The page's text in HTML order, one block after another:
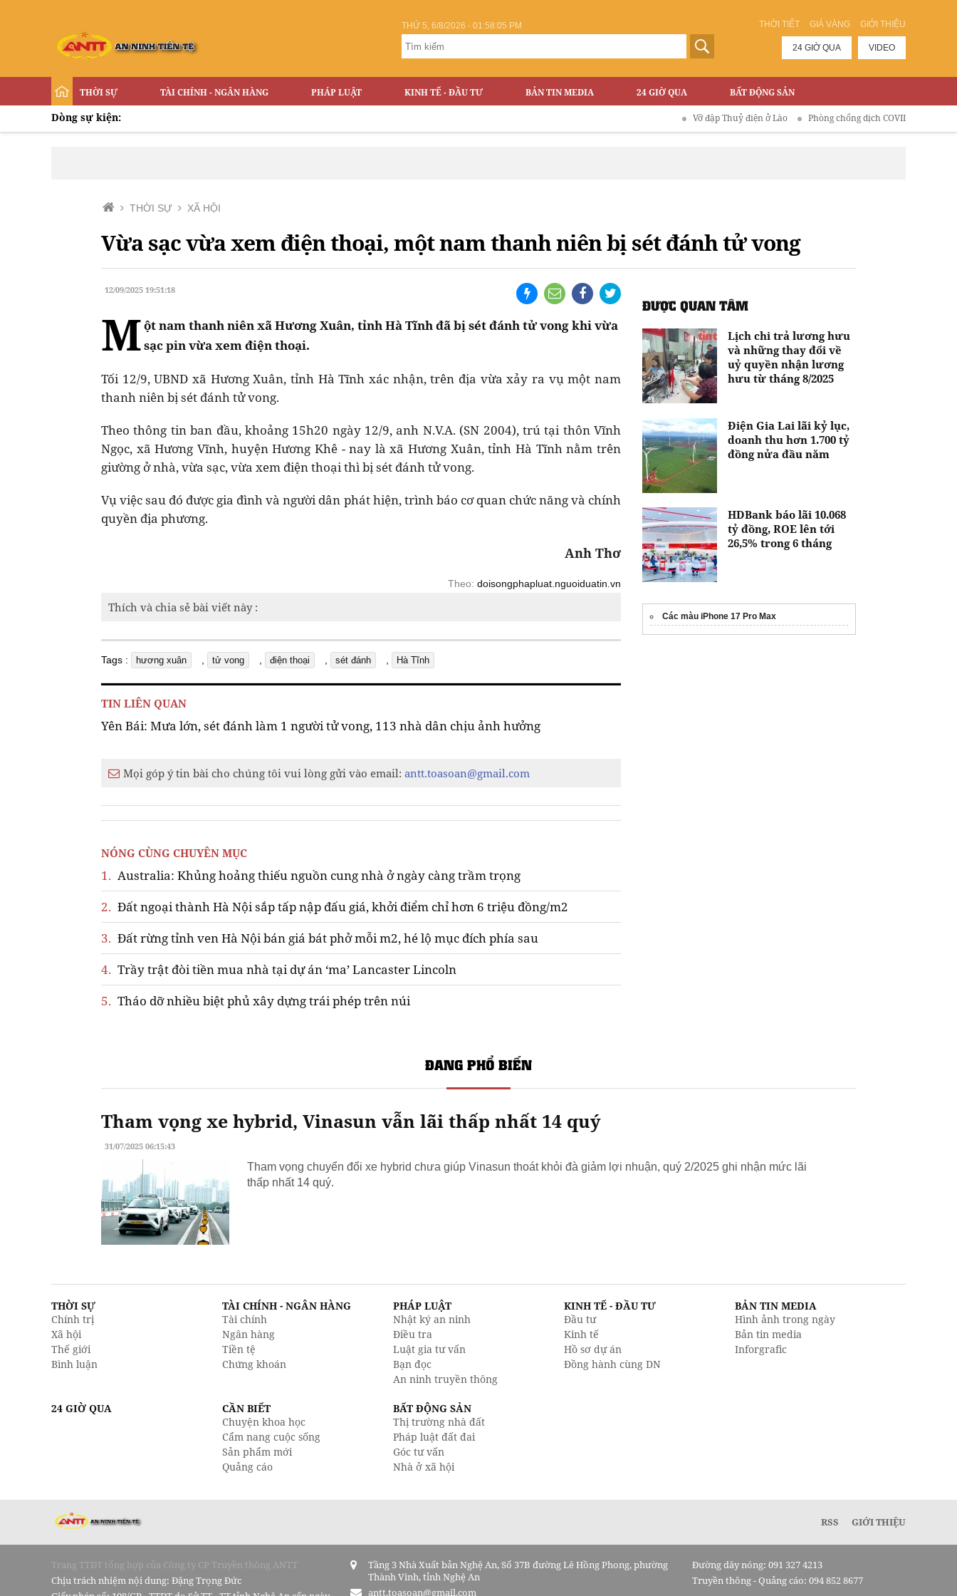
THỜI TIẾT GIÁ VÀNG GIỚI THIỆU
THỨ 5, 6/8/2026 - 01:58:06 PM
24 GIỜ QUA VIDEO
THỜI SỰ TÀI CHÍNH - NGÂN HÀNG PHÁP LUẬT KINH TẾ - ĐẦU TƯ BẢN TIN MEDIA 24 GIỜ QUA BẤT ĐỘNG SẢN
Dòng sự kiện: Vỡ đập Thuỷ điện ở Lào Phòng chống dịch COVID-19
THỜI SỰ XÃ HỘI
Vừa sạc vừa xem điện thoại, một nam thanh niên bị sét đánh tử vong
12/09/2025 19:51:18
Một nam thanh niên xã Hương Xuân, tỉnh Hà Tĩnh đã bị sét đánh tử vong khi vừa
sạc pin vừa xem điện thoại.
Tối 12/9, UBND xã Hương Xuân, tỉnh Hà Tĩnh xác nhận, trên địa vừa xảy ra vụ một nam
thanh niên bị sét đánh tử vong.
Theo thông tin ban đầu, khoảng 15h20 ngày 12/9, anh N.V.A. (SN 2004), trú tại thôn Vĩnh
Ngọc, xã Hương Vĩnh, huyện Hương Khê - nay là xã Hương Xuân, tỉnh Hà Tĩnh nằm trên
giường ở nhà, vừa sạc, vừa xem điện thoại thì bị sét đánh tử vong.
Vụ việc sau đó được gia đình và người dân phát hiện, trình báo cơ quan chức năng và chính
quyền địa phương.
Anh Thơ
Theo: doisongphapluat.nguoiduatin.vn
Thích và chia sẻ bài viết này :
Tags : hương xuân tử vong điện thoại sét đánh Hà Tĩnh
TIN LIÊN QUAN
Yên Bái: Mưa lớn, sét đánh làm 1 người tử vong, 113 nhà dân chịu ảnh hưởng
Mọi góp ý tin bài cho chúng tôi vui lòng gửi vào email: antt.toasoan@gmail.com
NÓNG CÙNG CHUYÊN MỤC
1. Australia: Khủng hoảng thiếu nguồn cung nhà ở ngày càng trầm trọng
2. Đất ngoại thành Hà Nội sắp tấp nập đấu giá, khởi điểm chỉ hơn 6 triệu đồng/m2
3. Đất rừng tỉnh ven Hà Nội bán giá bát phở mỗi m2, hé lộ mục đích phía sau
4. Trầy trật đòi tiền mua nhà tại dự án ‘ma’ Lancaster Lincoln
5. Tháo dỡ nhiều biệt phủ xây dựng trái phép trên núi
ĐƯỢC QUAN TÂM
Lịch chi trả lương hưu
và những thay đổi về
uỷ quyền nhận lương
hưu từ tháng 8/2025
Điện Gia Lai lãi kỷ lục,
doanh thu hơn 1.700 tỷ
đồng nửa đầu năm
HDBank báo lãi 10.068
tỷ đồng, ROE lên tới
26,5% trong 6 tháng
Các màu iPhone 17 Pro Max
ĐANG PHỔ BIẾN
Tham vọng xe hybrid, Vinasun vẫn lãi thấp nhất 14 quý
31/07/2025 06:15:43
Tham vọng chuyển đổi xe hybrid chưa giúp Vinasun thoát khỏi đà giảm lợi nhuận, quý 2/2025 ghi nhận mức lãi
thấp nhất 14 quý.
THỜI SỰ
Chính trị
Xã hội
Thế giới
Bình luận
TÀI CHÍNH - NGÂN HÀNG
Tài chính
Ngân hàng
Tiền tệ
Chứng khoán
PHÁP LUẬT
Nhật ký an ninh
Điều tra
Luật gia tư vấn
Bạn đọc
An ninh truyền thông
KINH TẾ - ĐẦU TƯ
Đầu tư
Kinh tế
Hồ sơ dự án
Đồng hành cùng DN
BẢN TIN MEDIA
Hình ảnh trong ngày
Bản tin media
Inforgrafic
24 GIỜ QUA
CẦN BIẾT
Chuyện khoa học
Cẩm nang cuộc sống
Sản phẩm mới
Quảng cáo
BẤT ĐỘNG SẢN
Thị trường nhà đất
Pháp luật đất đai
Góc tư vấn
Nhà ở xã hội
RSS GIỚI THIỆU
Trang TTĐT tổng hợp của Công ty CP Truyền thông ANTT
Chịu trách nhiệm nội dung: Đặng Trọng Đức
Đường dây nóng: 091 327 4213
Truyền thông - Quảng cáo: 094 852 8677
Tầng 3 Nhà Xuất bản Nghệ An, Số 37B đường Lê Hồng Phong, phường
Thành Vinh, tỉnh Nghệ An
antt.toasoan@gmail.com